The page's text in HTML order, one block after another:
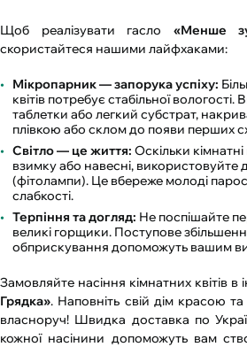
Щоб реалізувати гасло «Менше
скористайтеся нашими лайфхаками:
Мікропарник — запорука успіху:
квітів потребує стабільної
таблетки або легкий субстрат,
плівкою або склом до появи перших
Світло — це життя: Оскільки
взимку або навесні, використовуйте
(фітолампи). Це вбереже молоді
слабкості.
Терпіння та догляд: Не поспішайте
великі горщики. Поступове
обприскування допоможуть вашим
Замовляйте насіння кімнатних квітів в
Грядка». Наповніть свій дім красою
власноруч! Швидка доставка по
кожної насінини допоможуть вам